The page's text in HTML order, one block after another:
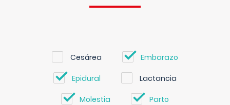
Cesárea Embarazo
Epidural Lactancia
Molestia Parto